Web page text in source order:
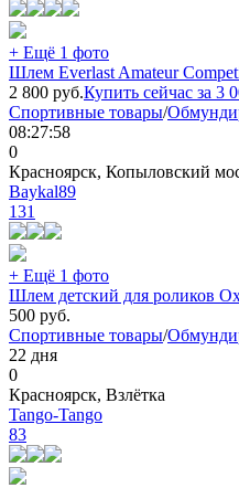
+ Ещё 1 фото
Шлем Everlast Amateur
2 800 руб.Купить сейчас за 3
Спортивные товары/
08:27:58
0
Красноярск, Копыловский
Baykal89
131
+ Ещё 1 фото
Шлем детский для роликов
500 руб.
Спортивные товары/
22 дня
0
Красноярск, Взлётка
Tango-Tango
83